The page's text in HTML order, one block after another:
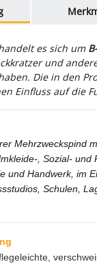
es sich um
und
Die in den
Einfluss auf die
Mehrzweckspind
, Sozial- und
und Handwerk, im
Schulen,